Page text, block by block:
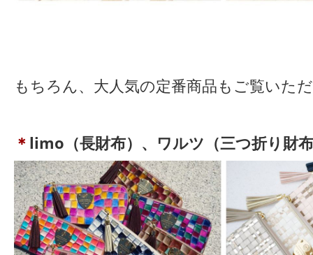
もちろん、大人気の定番商品もご覧いた
＊ limo（長財布）、ワルツ（三つ折り財